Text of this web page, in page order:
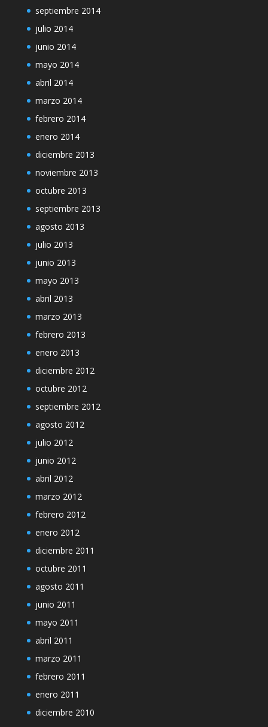
septiembre 2014
julio 2014
junio 2014
mayo 2014
abril 2014
marzo 2014
febrero 2014
enero 2014
diciembre 2013
noviembre 2013
octubre 2013
septiembre 2013
agosto 2013
julio 2013
junio 2013
mayo 2013
abril 2013
marzo 2013
febrero 2013
enero 2013
diciembre 2012
octubre 2012
septiembre 2012
agosto 2012
julio 2012
junio 2012
abril 2012
marzo 2012
febrero 2012
enero 2012
diciembre 2011
octubre 2011
agosto 2011
junio 2011
mayo 2011
abril 2011
marzo 2011
febrero 2011
enero 2011
diciembre 2010